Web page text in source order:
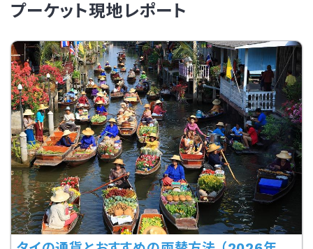
プーケット現地レポート